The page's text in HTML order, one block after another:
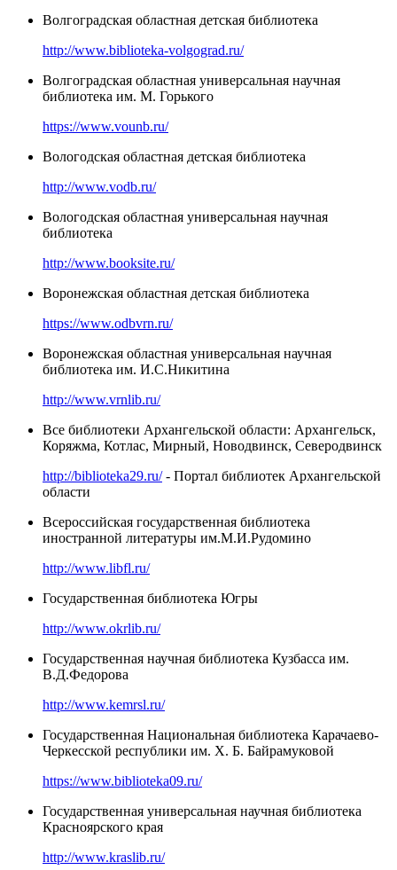
Волгоградская областная детская библиотека
http://www.biblioteka-volgograd.ru/
Волгоградская областная универсальная научная
библиотека им. М. Горького
https://www.vounb.ru/
Вологодская областная детская библиотека
http://www.vodb.ru/
Вологодская областная универсальная научная
библиотека
http://www.booksite.ru/
Воронежская областная детская библиотека
https://www.odbvrn.ru/
Воронежская областная универсальная научная
библиотека им. И.С.Никитина
http://www.vrnlib.ru/
Все библиотеки Архангельской области: Архангельск,
Коряжма, Котлас, Мирный, Новодвинск, Северодвинск
http://biblioteka29.ru/- Портал библиотек Архангельской
области
Всероссийская государственная библиотека
иностранной литературы им.М.И.Рудомино
http://www.libfl.ru/
Государственная библиотека Югры
http://www.okrlib.ru/
Государственная научная библиотека Кузбасса им.
В.Д.Федорова
http://www.kemrsl.ru/
Государственная Национальная библиотека Карачаево-
Черкесской республики им. Х. Б. Байрамуковой
https://www.biblioteka09.ru/
Государственная универсальная научная библиотека
Красноярского края
http://www.kraslib.ru/